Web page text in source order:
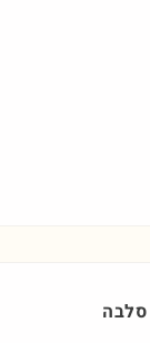
סלבה